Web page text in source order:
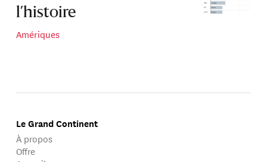
l’histoire
Amériques
Le Grand Continent
À propos
Offre